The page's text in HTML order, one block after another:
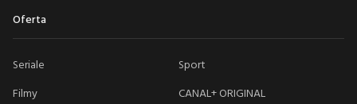
Oferta
Seriale
Sport
Filmy
CANAL+ ORIGINAL